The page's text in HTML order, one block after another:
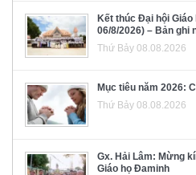
Kết thúc Đại hội
06/8/2026) – Bản ghi
Thứ Bảy 08.08.2026
Mục tiêu năm 2026:
Thứ Bảy 08.08.2026
Gx. Hải Lâm: Mừng
Giáo họ Đaminh